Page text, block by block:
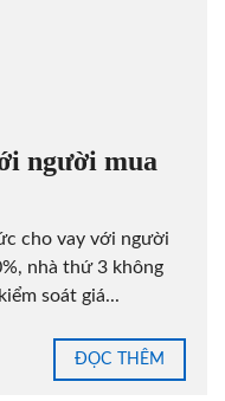
người mua
cho vay với người
nhà thứ 3 không
soát giá...
ĐỌC THÊM